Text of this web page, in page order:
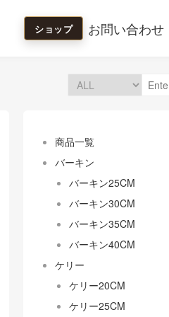
ショップ お問い合わせ
商品一覧
バーキン
バーキン25CM
バーキン30CM
バーキン35CM
バーキン40CM
ケリー
ケリー20CM
ケリー25CM